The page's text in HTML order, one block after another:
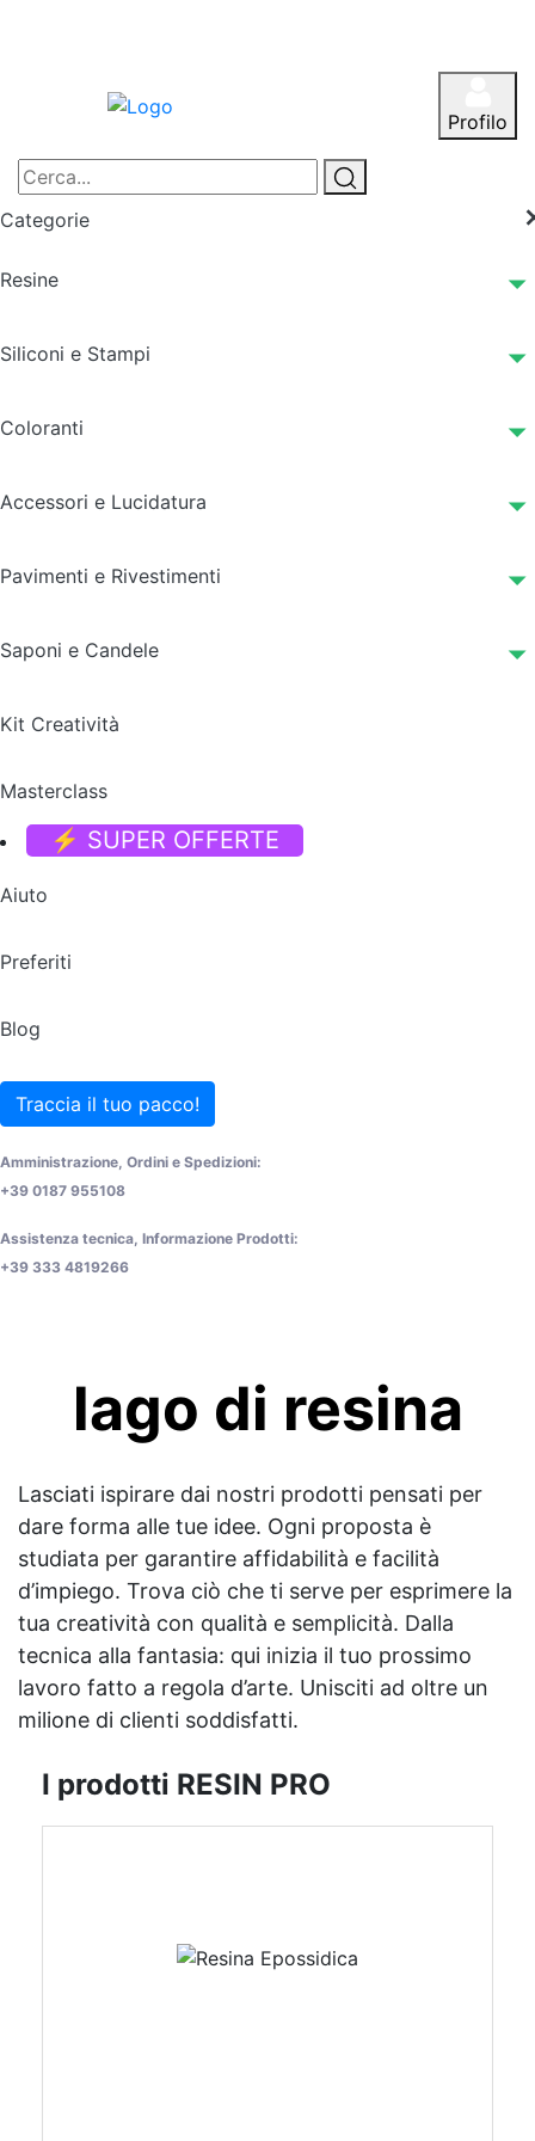
Profilo
Categorie
Resine
Siliconi e Stampi
Coloranti
Accessori e Lucidatura
Pavimenti e Rivestimenti
Saponi e Candele
Kit Creatività
Masterclass
⚡ SUPER OFFERTE
Aiuto
Preferiti
Blog
Traccia il tuo pacco!
Amministrazione, Ordini e Spedizioni:
+39 0187 955108
Assistenza tecnica, Informazione Prodotti:
+39 333 4819266
lago di resina
Lasciati ispirare dai nostri prodotti pensati per
dare forma alle tue idee. Ogni proposta è
studiata per garantire affidabilità e facilità
d’impiego. Trova ciò che ti serve per esprimere la
tua creatività con qualità e semplicità. Dalla
tecnica alla fantasia: qui inizia il tuo prossimo
lavoro fatto a regola d’arte. Unisciti ad oltre un
milione di clienti soddisfatti.
I prodotti RESIN PRO